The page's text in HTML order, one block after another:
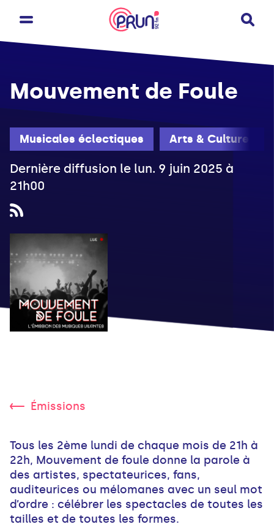
Musicales éclectiques Arts & Culture
Mouvement de Foule
Dernière diffusion le lun. 9 juin 2025 à
21h00
Émissions
Tous les 2ème lundi de chaque mois de 21h à
22h, Mouvement de foule donne la parole à
des artistes, spectateurices, fans,
auditeurices ou mélomanes avec un seul mot
d’ordre : célébrer les spectacles de toutes les
tailles et de toutes les formes.